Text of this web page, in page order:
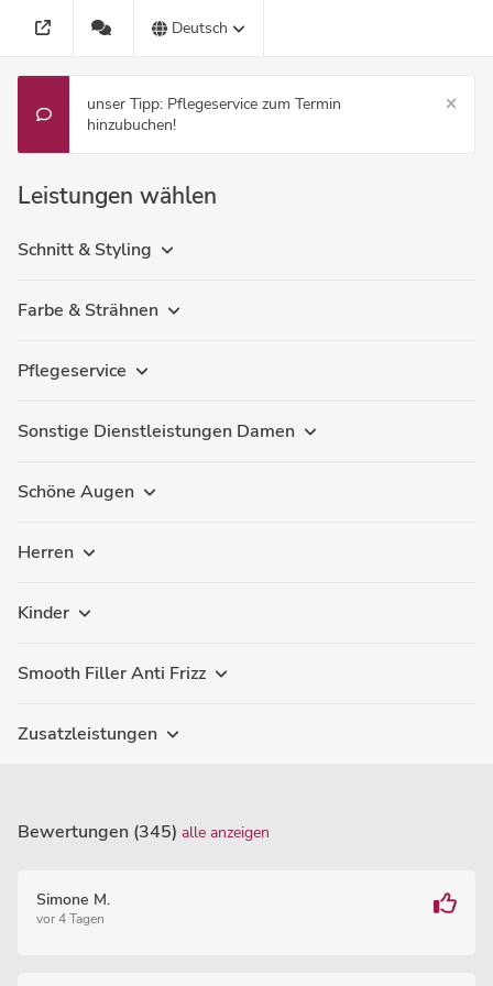
Deutsch
unser Tipp: Pflegeservice zum Termin
hinzubuchen!
Leistungen wählen
Schnitt & Styling
Farbe & Strähnen
Pflegeservice
Sonstige Dienstleistungen Damen
Schöne Augen
Herren
Kinder
Smooth Filler Anti Frizz
Zusatzleistungen
Bewertungen (345) alle anzeigen
Simone M.
vor 4 Tagen